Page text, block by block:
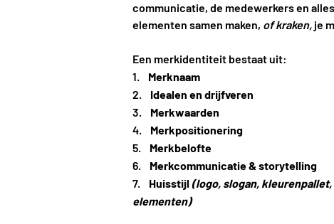
communicatie, de medewerkers en
elementen samen maken, of kraken,je
Een merkidentiteit bestaat uit:
Merknaam
Idealen en drijfveren
Merkwaarden
Merkpositionering
Merkbelofte
Merkcommunicatie & storytelling
Huisstijl (logo, slogan,
elementen)